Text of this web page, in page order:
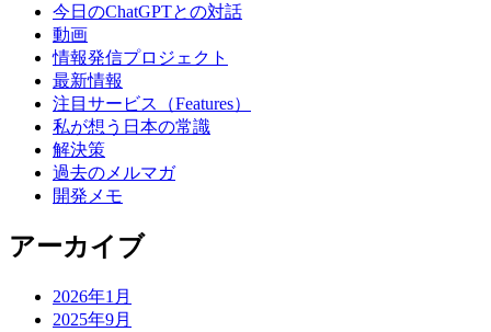
今日のChatGPTとの対話
動画
情報発信プロジェクト
最新情報
注目サービス（Features）
私が想う日本の常識
解決策
過去のメルマガ
開発メモ
アーカイブ
2026年1月
2025年9月